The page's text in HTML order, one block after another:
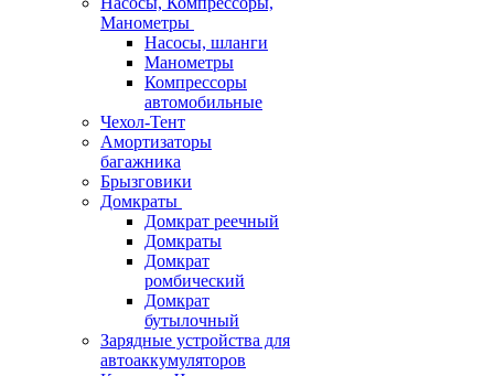
Манометры
Насосы, шланги
Манометры
Компрессоры
автомобильные
Чехол-Тент
Амортизаторы
багажника
Брызговики
Домкраты
Домкрат реечный
Домкраты
Домкрат
ромбический
Домкрат
бутылочный
Зарядные устройства для
автоаккумуляторов